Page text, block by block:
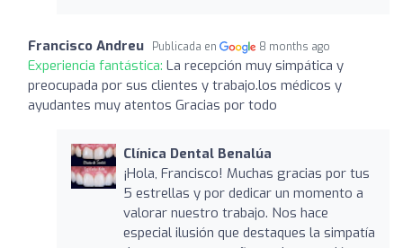
Francisco Andreu Publicada en 8 months ago
Experiencia fantástica: La recepción muy simpática y
preocupada por sus clientes y trabajo.los médicos y
ayudantes muy atentos Gracias por todo
Clínica Dental Benalúa
¡Hola, Francisco! Muchas gracias por tus
5 estrellas y por dedicar un momento a
valorar nuestro trabajo. Nos hace
especial ilusión que destaques la simpatía